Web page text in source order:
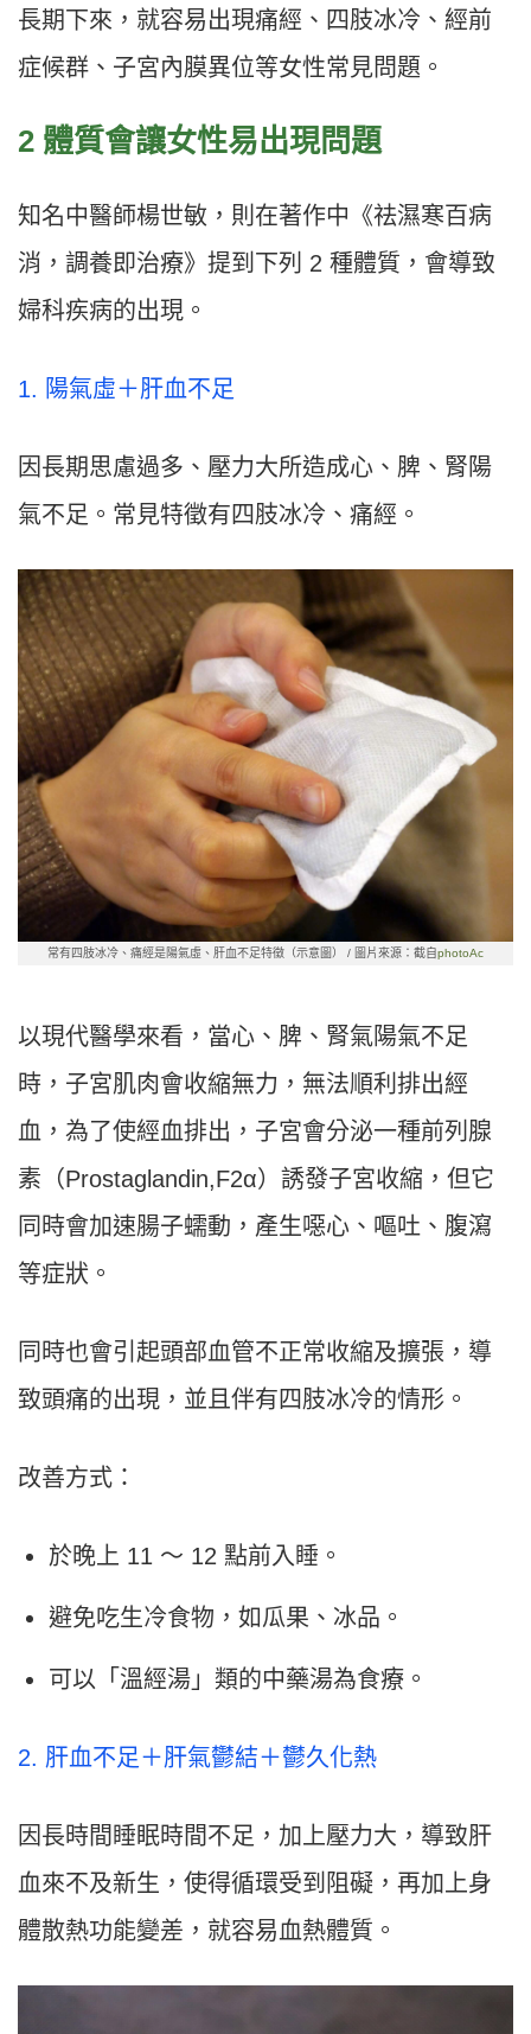
長期下來，就容易出現痛經、四肢冰冷、經前
症候群、子宮內膜異位等女性常見問題。
2 體質會讓女性易出現問題
知名中醫師楊世敏，則在著作中《祛濕寒百病
消，調養即治療》提到下列 2 種體質，會導致
婦科疾病的出現。
1. 陽氣虛＋肝血不足
因長期思慮過多、壓力大所造成心、脾、腎陽
氣不足。常見特徵有四肢冰冷、痛經。
常有四肢冰冷、痛經是陽氣虛、肝血不足特徵（示意圖） / 圖片來源：截自photoAc
以現代醫學來看，當心、脾、腎氣陽氣不足
時，子宮肌肉會收縮無力，無法順利排出經
血，為了使經血排出，子宮會分泌一種前列腺
素（Prostaglandin,F2α）誘發子宮收縮，但它
同時會加速腸子蠕動，產生噁心、嘔吐、腹瀉
等症狀。
同時也會引起頭部血管不正常收縮及擴張，導
致頭痛的出現，並且伴有四肢冰冷的情形。
改善方式：
於晚上 11 ～ 12 點前入睡。
避免吃生冷食物，如瓜果、冰品。
可以「溫經湯」類的中藥湯為食療。
2. 肝血不足＋肝氣鬱結＋鬱久化熱
因長時間睡眠時間不足，加上壓力大，導致肝
血來不及新生，使得循環受到阻礙，再加上身
體散熱功能變差，就容易血熱體質。